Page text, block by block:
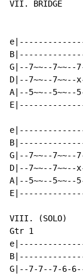
VII. BRIDGE
G|--7~~--7~~--
D|--7~~--7~~--
A|--5~~--5~~--
G|--7~~--7~~--
D|--7~~--7~~--
A|--5~~--5~~--
VIII. (SOLO)
Gtr 1
G|--7-7--7-